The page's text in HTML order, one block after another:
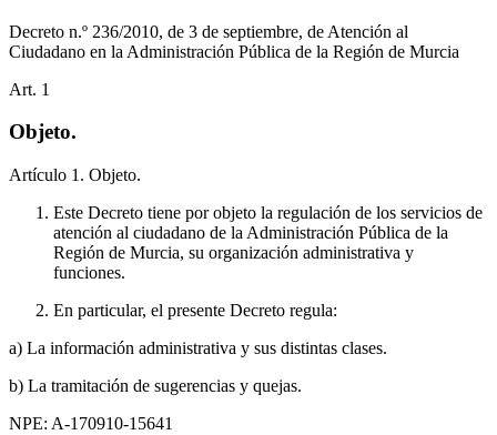
Decreto n.º 236/2010, de 3 de septiembre, de Atención al
Ciudadano en la Administración Pública de la Región de Murcia
Art. 1
Objeto.
Artículo 1. Objeto.
Este Decreto tiene por objeto la regulación de los servicios de
atención al ciudadano de la Administración Pública de la
Región de Murcia, su organización administrativa y
funciones.
En particular, el presente Decreto regula:
a) La información administrativa y sus distintas clases.
b) La tramitación de sugerencias y quejas.
NPE: A-170910-15641